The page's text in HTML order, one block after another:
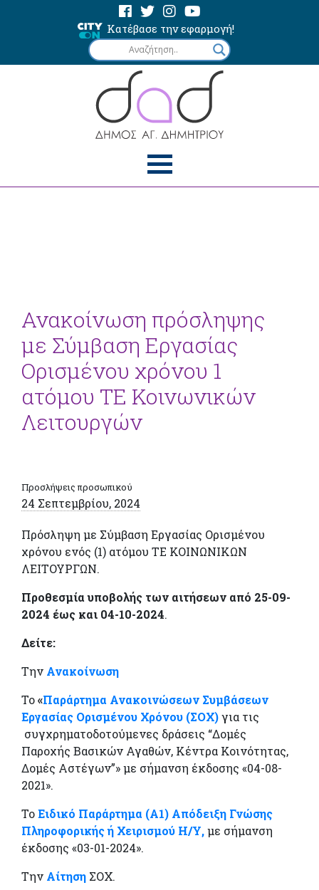
Κατέβασε την εφαρμογή!
Ανακοίνωση πρόσληψης
με Σύμβαση Εργασίας
Ορισμένου χρόνου 1
ατόμου ΤΕ Κοινωνικών
Λειτουργών
Προσλήψεις προσωπικού
24 Σεπτεμβρίου, 2024
Πρόσληψη με Σύμβαση Εργασίας Ορισμένου
χρόνου ενός (1) ατόμου ΤΕ ΚΟΙΝΩΝΙΚΩΝ
ΛΕΙΤΟΥΡΓΩΝ.
Προθεσμία υποβολής των αιτήσεων από 25-09-
2024 έως και 04-10-2024.
Δείτε:
Την Ανακοίνωση
Το«Παράρτημα Ανακοινώσεων Συμβάσεων
Εργασίας Ορισμένου Χρόνου (ΣΟΧ)για τις
συγχρηματοδοτούμενες δράσεις “Δομές
Παροχής Βασικών Αγαθών, Κέντρα Κοινότητας,
Δομές Αστέγων”» με σήμανση έκδοσης «04-08-
2021».
ΤοΕιδικό Παράρτημα (Α1) Απόδειξη Γνώσης
Πληροφορικής ή Χειρισμού Η/Υ,με σήμανση
έκδοσης «03-01-2024».
Την Αίτηση ΣΟΧ.